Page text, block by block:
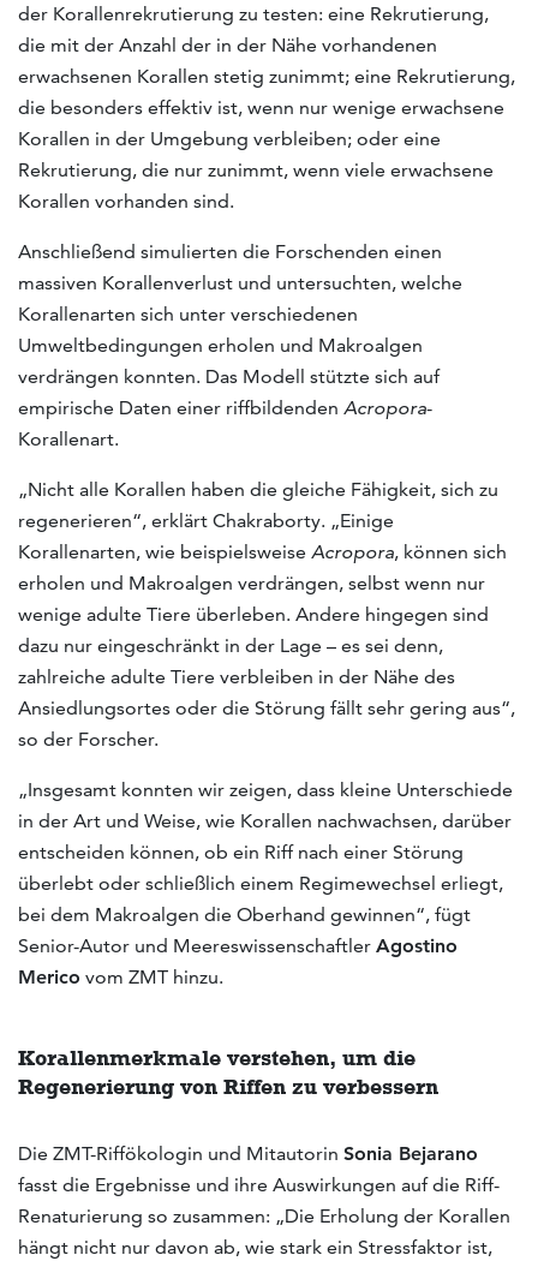
der Korallenrekrutierung zu testen: eine Rekrutierung,
die mit der Anzahl der in der Nähe vorhandenen
erwachsenen Korallen stetig zunimmt; eine Rekrutierung,
die besonders effektiv ist, wenn nur wenige erwachsene
Korallen in der Umgebung verbleiben; oder eine
Rekrutierung, die nur zunimmt, wenn viele erwachsene
Korallen vorhanden sind.
Anschließend simulierten die Forschenden einen
massiven Korallenverlust und untersuchten, welche
Korallenarten sich unter verschiedenen
Umweltbedingungen erholen und Makroalgen
verdrängen konnten. Das Modell stützte sich auf
empirische Daten einer riffbildenden Acropora-
Korallenart.
„Nicht alle Korallen haben die gleiche Fähigkeit, sich zu
regenerieren“, erklärt Chakraborty. „Einige
Korallenarten, wie beispielsweise Acropora, können sich
erholen und Makroalgen verdrängen, selbst wenn nur
wenige adulte Tiere überleben. Andere hingegen sind
dazu nur eingeschränkt in der Lage – es sei denn,
zahlreiche adulte Tiere verbleiben in der Nähe des
Ansiedlungsortes oder die Störung fällt sehr gering aus“,
so der Forscher.
„Insgesamt konnten wir zeigen, dass kleine Unterschiede
in der Art und Weise, wie Korallen nachwachsen, darüber
entscheiden können, ob ein Riff nach einer Störung
überlebt oder schließlich einem Regimewechsel erliegt,
bei dem Makroalgen die Oberhand gewinnen“, fügt
Senior-Autor und Meereswissenschaftler Agostino
Merico vom ZMT hinzu.
Korallenmerkmale verstehen, um die
Regenerierung von Riffen zu verbessern
Die ZMT-Riffökologin und Mitautorin Sonia Bejarano
fasst die Ergebnisse und ihre Auswirkungen auf die Riff-
Renaturierung so zusammen: „Die Erholung der Korallen
hängt nicht nur davon ab, wie stark ein Stressfaktor ist,